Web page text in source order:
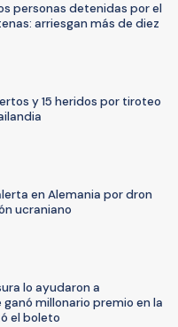
personas detenidas por el
arriesgan más de diez
y 15 heridos por tiroteo
en Alemania por dron
ucraniano
lo ayudaron a
millonario premio en la
el boleto